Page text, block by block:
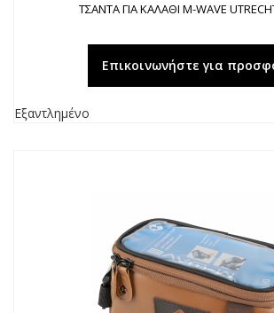
ΤΣΑΝΤΑ ΓΙΑ ΚΑΛΑΘΙ M-WAVE
Επικοινωνήστε για
Εξαντλημένο